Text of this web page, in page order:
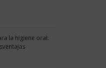
la higiene oral: